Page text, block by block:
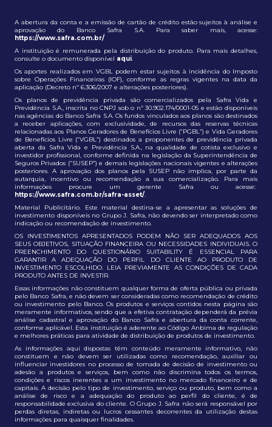
A abertura da conta e a emissão de cartão de crédito estão sujeitos à análise e
aprovação do Banco Safra S.A. Para saber mais, acesse:
https://www.safra.com.br/
A instituição é remunerada pela distribuição do produto. Para mais detalhes,
consulte o documento disponível aqui.
Os aportes realizados em VGBL podem estar sujeitos à incidência do Imposto
sobre Operações Financeiras (IOF), conforme as regras vigentes na data da
aplicação (Decreto nº 6.306/2007 e alterações posteriores).
Os planos de previdência privada são comercializados pela Safra Vida e
Previdência S.A., inscrita no CNPJ sob o nº 30.902.174/0001-05 e estão disponíveis
nas agências do Banco Safra S.A. Os fundos vinculados aos planos são destinados
a receber aplicações, com exclusividade, de recursos das reservas técnicas
relacionadas aos Planos Geradores de Benefícios Livre (“PGBL”) e Vida Geradores
de Benefícios Livre (“VGBL”) destinados a proponentes de previdência privada
aberta da Safra Vida e Previdência S.A., na qualidade de cotista exclusivo e
investidor profissional, conforme definida na legislação da Superintendência de
Seguros Privados (“SUSEP”) e demais legislações nacionais vigentes e alterações
posteriores. A aprovação dos planos pela SUSEP não implica, por parte da
autarquia, incentivo ou recomendação a sua comercialização. Para mais
informações procure um gerente Safra ou acesse:
https://www.safra.com.br/safra-asset/.
Material Publicitário. Este material destina-se a apresentar as soluções de
investimento disponíveis no Grupo J. Safra, não devendo ser interpretado como
indicação ou recomendação de investimento.
OS INVESTIMENTOS APRESENTADOS PODEM NÃO SER ADEQUADOS AOS
SEUS OBJETIVOS, SITUAÇÃO FINANCEIRA OU NECESSIDADES INDIVIDUAIS. O
PREENCHIMENTO DO QUESTIONÁRIO SUITABILITY É ESSENCIAL PARA
GARANTIR A ADEQUAÇÃO DO PERFIL DO CLIENTE AO PRODUTO DE
INVESTIMENTO ESCOLHIDO. LEIA PREVIAMENTE AS CONDIÇÕES DE CADA
PRODUTO ANTES DE INVESTIR.
Essas informações não constituem qualquer forma de oferta pública ou privada
pelo Banco Safra, e não devem ser consideradas como recomendação de crédito
ou investimento pelo Banco. Os produtos e serviços contidos nesta página são
meramente informativos, sendo que a efetiva contratação dependerá da prévia
análise cadastral e aprovação do Banco Safra e abertura da conta corrente,
conforme aplicável. Esta instituição é aderente ao Código Anbima de regulação
e melhores práticas para atividade de distribuição de produtos de investimento.
As informações aqui dispostas têm conteúdo meramente informativo, não
constituem e não devem ser utilizadas como recomendação, auxiliar ou
influenciar investidores no processo de tomada de decisão de investimento ou
adesão a produtos e serviços, bem como não discrimina todos os termos,
condições e riscos inerentes a um investimento no mercado financeiro e de
capitais. A decisão pelo tipo de investimento, serviço ou produto, bem como a
análise de risco e a adequação do produto ao perfil do cliente, é de
responsabilidade exclusiva do cliente. O Grupo J. Safra não será responsável por
perdas diretas, indiretas ou lucros cessantes decorrentes da utilização destas
informações para quaisquer finalidades.